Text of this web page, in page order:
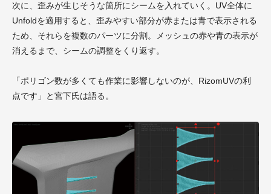
次に、歪みが生じそうな箇所にシームを入れていく。UV全体に
Unfoldを適用すると、歪みやすい部分が赤または青で表示される
ため、それらを複数のパーツに分割。メッシュの赤や青の表示が
消えるまで、シームの調整をくり返す。
「ポリゴン数が多くても作業に影響しないのが、RizomUVの利
点です」と宮下氏は語る。